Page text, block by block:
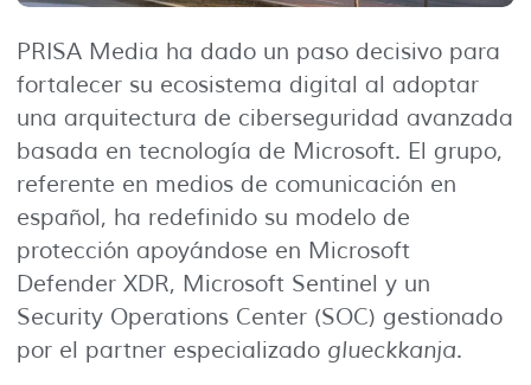
PRISA Media ha dado un paso decisivo para
fortalecer su ecosistema digital al adoptar
una arquitectura de ciberseguridad avanzada
basada en tecnología de Microsoft. El grupo,
referente en medios de comunicación en
español, ha redefinido su modelo de
protección apoyándose en Microsoft
Defender XDR, Microsoft Sentinel y un
Security Operations Center (SOC) gestionado
por el partner especializado glueckkanja.